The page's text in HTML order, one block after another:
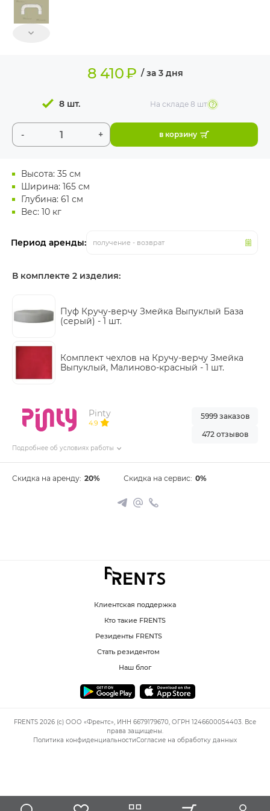
Высота: 35 см
Ширина: 165 см
Глубина: 61 см
Вес: 10 кг
Период аренды: получение - возврат
8 410₽ / за 3 дня
- +
8 шт. На складе8 шт
в корзину
В комплекте 2 изделия:
Пуф Кручу-верчу Змейка Выпуклый База
(серый) - 1 шт.
Комплект чехлов на Кручу-верчу Змейка
Выпуклый, Малиново-красный - 1 шт.
Pinty
4.9
Подробнее об условиях работы
5999 заказов
472 отзывов
Скидка на аренду: 20% Скидка на сервис: 0%
Клиентская поддержка
Кто такие FRENTS
Резиденты FRENTS
Стать резидентом
Наш блог
FRENTS 2026 (c) ООО «Френтс», ИНН 6679179670, ОГРН 1246600054403. Все
права защищены.
Политика конфиденциальностиСогласие на обработку данных